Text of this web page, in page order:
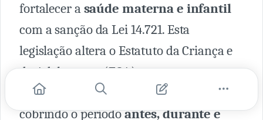
fortalecer asaúde materna e infantil
com a sanção da Lei 14.721. Esta
legislação altera o Estatuto da Criança e
do Adolescente (ECA) para assegurar
atendimento psicológico às gestantes
cobrindo o períodoantes, durante e